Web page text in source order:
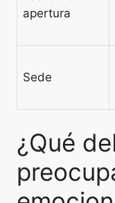
apertura
Sede
¿Qué